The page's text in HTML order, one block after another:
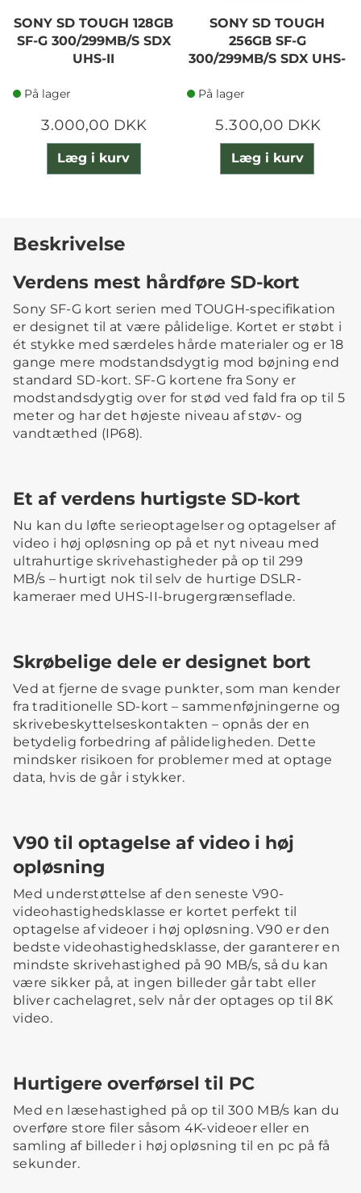
SONY SD TOUGH 128GB
SF-G 300/299MB/S SDX
UHS-II
På lager
3.000,00 DKK
Læg i kurv
SONY SD TOUGH
256GB SF-G
300/299MB/S SDX UHS-
På lager
5.300,00 DKK
Læg i kurv
Beskrivelse
Verdens mest hårdføre SD-kort
Sony SF-G kort serien med TOUGH-specifikation
er designet til at være pålidelige. Kortet er støbt i
ét stykke med særdeles hårde materialer og er 18
gange mere modstandsdygtig mod bøjning end
standard SD-kort. SF-G kortene fra Sony er
modstandsdygtig over for stød ved fald fra op til 5
meter og har det højeste niveau af støv- og
vandtæthed (IP68).
Et af verdens hurtigste SD-kort
Nu kan du løfte serieoptagelser og optagelser af
video i høj opløsning op på et nyt niveau med
ultrahurtige skrivehastigheder på op til 299
MB/s – hurtigt nok til selv de hurtige DSLR-
kameraer med UHS-II-brugergrænseflade.
Skrøbelige dele er designet bort
Ved at fjerne de svage punkter, som man kender
fra traditionelle SD-kort – sammenføjningerne og
skrivebeskyttelseskontakten – opnås der en
betydelig forbedring af pålideligheden. Dette
mindsker risikoen for problemer med at optage
data, hvis de går i stykker.
V90 til optagelse af video i høj
opløsning
Med understøttelse af den seneste V90-
videohastighedsklasse er kortet perfekt til
optagelse af videoer i høj opløsning. V90 er den
bedste videohastighedsklasse, der garanterer en
mindste skrivehastighed på 90 MB/s, så du kan
være sikker på, at ingen billeder går tabt eller
bliver cachelagret, selv når der optages op til 8K
video.
Hurtigere overførsel til PC
Med en læsehastighed på op til 300 MB/s kan du
overføre store filer såsom 4K-videoer eller en
samling af billeder i høj opløsning til en pc på få
sekunder.